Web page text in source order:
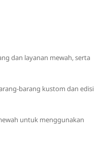
dan layanan mewah, serta
barang kustom dan edisi
untuk menggunakan